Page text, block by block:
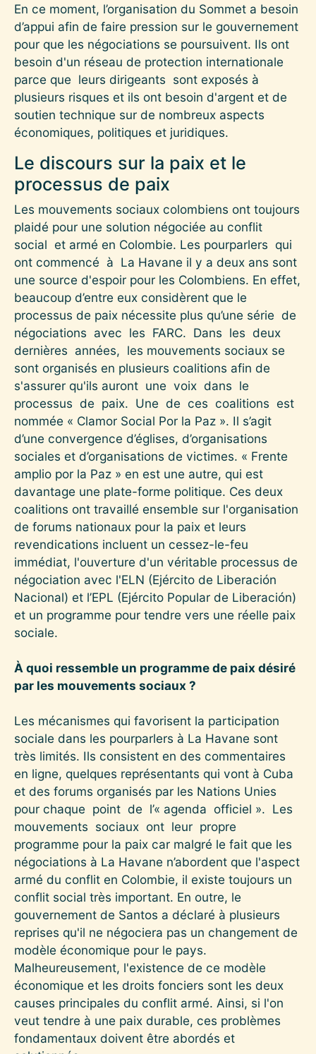
En ce moment, l’organisation du Sommet a besoin
d’appui afin de faire pression sur le gouvernement
pour que les négociations se poursuivent. Ils ont
besoin d'un réseau de protection internationale
parce que leurs dirigeants sont exposés à
plusieurs risques et ils ont besoin d'argent et de
soutien technique sur de nombreux aspects
économiques, politiques et juridiques.
Le discours sur la paix et le
processus de paix
Les mouvements sociaux colombiens ont toujours
plaidé pour une solution négociée au conflit
social et armé en Colombie. Les pourparlers qui
ont commencé à La Havane il y a deux ans sont
une source d'espoir pour les Colombiens. En effet,
beaucoup d’entre eux considèrent que le
processus de paix nécessite plus qu’une série de
négociations avec les FARC. Dans les deux
dernières années, les mouvements sociaux se
sont organisés en plusieurs coalitions afin de
s'assurer qu'ils auront une voix dans le
processus de paix. Une de ces coalitions est
nommée « Clamor Social Por la Paz ». Il s’agit
d’une convergence d’églises, d’organisations
sociales et d’organisations de victimes. « Frente
amplio por la Paz » en est une autre, qui est
davantage une plate-forme politique. Ces deux
coalitions ont travaillé ensemble sur l'organisation
de forums nationaux pour la paix et leurs
revendications incluent un cessez-le-feu
immédiat, l'ouverture d'un véritable processus de
négociation avec l'ELN (Ejército de Liberación
Nacional) et l’EPL (Ejército Popular de Liberación)
et un programme pour tendre vers une réelle paix
sociale.
À quoi ressemble un programme de paix désiré
par les mouvements sociaux ?
Les mécanismes qui favorisent la participation
sociale dans les pourparlers à La Havane sont
très limités. Ils consistent en des commentaires
en ligne, quelques représentants qui vont à Cuba
et des forums organisés par les Nations Unies
pour chaque point de l’« agenda officiel ». Les
mouvements sociaux ont leur propre
programme pour la paix car malgré le fait que les
négociations à La Havane n’abordent que l'aspect
armé du conflit en Colombie, il existe toujours un
conflit social très important. En outre, le
gouvernement de Santos a déclaré à plusieurs
reprises qu'il ne négociera pas un changement de
modèle économique pour le pays.
Malheureusement, l'existence de ce modèle
économique et les droits fonciers sont les deux
causes principales du conflit armé. Ainsi, si l'on
veut tendre à une paix durable, ces problèmes
fondamentaux doivent être abordés et